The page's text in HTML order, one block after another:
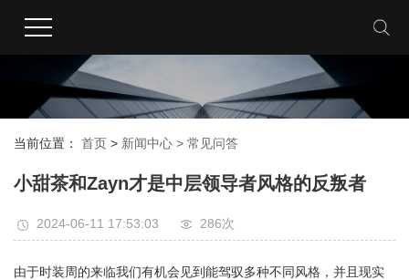
当前位置： 首页 > 新闻中心 > 常见问答
小甜茶和Zayn才是中层领导者风格的反叛者
2024-06-11 17:53:03 286次
由于时装周的来临我们有机会见到能驾驭多种不同风格，并且现实